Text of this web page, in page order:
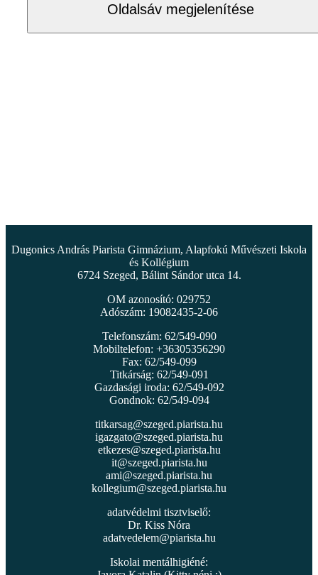
Oldalsáv megjelenítése
Dugonics András Piarista Gimnázium, Alapfokú Művészeti Iskola
és Kollégium
6724 Szeged, Bálint Sándor utca 14.
OM azonosító: 029752
Adószám: 19082435-2-06
Telefonszám: 62/549-090
Mobiltelefon: +36305356290
Fax: 62/549-099
Titkárság: 62/549-091
Gazdasági iroda: 62/549-092
Gondnok: 62/549-094
titkarsag@szeged.piarista.hu
igazgato@szeged.piarista.hu
etkezes@szeged.piarista.hu
it@szeged.piarista.hu
ami@szeged.piarista.hu
kollegium@szeged.piarista.hu
adatvédelmi tisztviselő:
Dr. Kiss Nóra
adatvedelem@piarista.hu
Iskolai mentálhigiéné: